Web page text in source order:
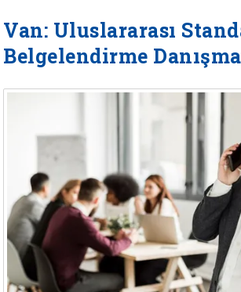
Van: Uluslararası
Belgelendirme